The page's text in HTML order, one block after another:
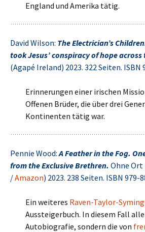
England und Amerika tätig.
David Wilson: The Electrician’s
took Jesus’ conspiracy of hope across
(Agapé Ireland) 2023. 322 Seiten. ISBN
Erinnerungen einer irischen
Offenen Brüder, die über drei
Kontinenten tätig war.
Pennie Wood:A Feather in the Fog.
from the Exclusive Brethren. Ohne Ort
/Amazon) 2023. 238 Seiten. ISBN 979-
Ein weiteres Raven-Taylor-
Aussteigerbuch. In diesem Fall
Autobiografie, sondern die von